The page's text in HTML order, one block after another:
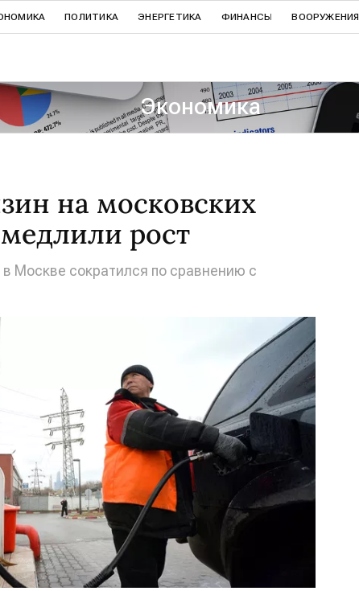
ПОЛИТИКА ЭНЕРГЕТИКА ФИНАНСЫ ВООРУЖЕНИЯ
Экономика
на московских
рост
Москве сократился по сравнению с